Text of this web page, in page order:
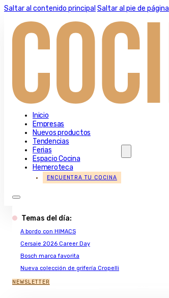
Saltar al contenido principal Saltar al pie de página
Inicio
Empresas
Nuevos productos
Tendencias
Ferias
Espacio Cocina
Hemeroteca
ENCUENTRA TU COCINA
Temas del día:
A bordo con HIMACS
Cersaie 2026 Career Day
Bosch marca favorita
Nueva colección de grifería Cropelli
NEWSLETTER